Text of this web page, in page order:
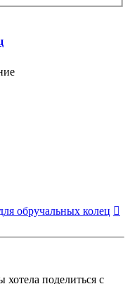
обручальных колец
хотела поделиться с